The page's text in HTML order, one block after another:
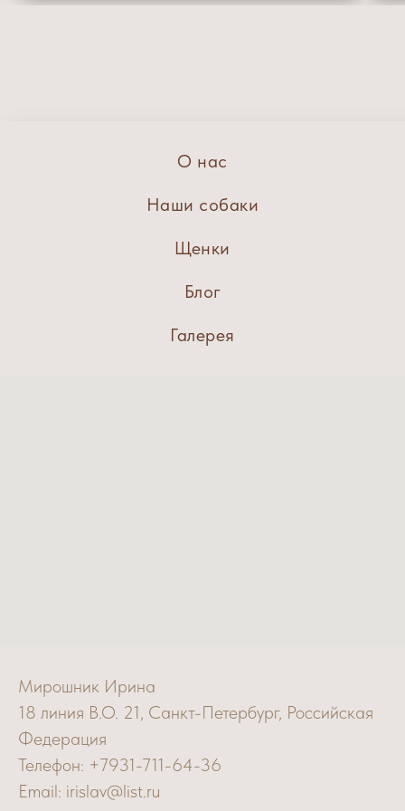
О нас
Наши собаки
Щенки
Блог
Галерея
Мирошник Ирина
18 линия В.О. 21, Санкт-Петербург, Российская
Федерация
Телефон: +7931-711-64-36
Email: irislav@list.ru